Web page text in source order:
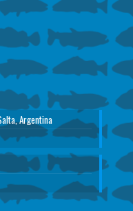
Argentina